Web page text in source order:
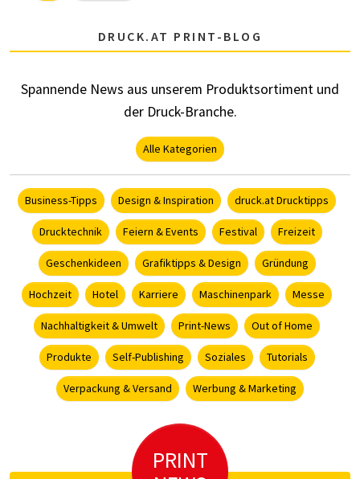
DRUCK.AT PRINT-BLOG
Spannende News aus unserem Produktsortiment und
der Druck-Branche.
Alle Kategorien
Business-Tipps Design & Inspiration druck.at Drucktipps
Drucktechnik Feiern & Events Festival Freizeit
Geschenkideen Grafiktipps & Design Gründung
Hochzeit Hotel Karriere Maschinenpark Messe
Nachhaltigkeit & Umwelt Print-News Out of Home
Produkte Self-Publishing Soziales Tutorials
Verpackung & Versand Werbung & Marketing
PRINT